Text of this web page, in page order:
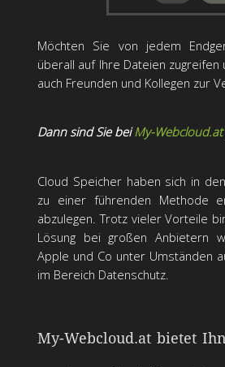
Möchten Sie von jedem
überall auf Ihre Dateien
auch Freunden und Kollegen zur
Dann sind Sie beiMy-Webcloud.at
Cloud Speicher haben sich in
zu einer führenden Methode
abzulegen. Trotz vieler Vorteile
Lösung bei großen Anbietern
Apple und Co unter Umständen
im Bereich Datenschutz.
My-Webcloud.at bietet